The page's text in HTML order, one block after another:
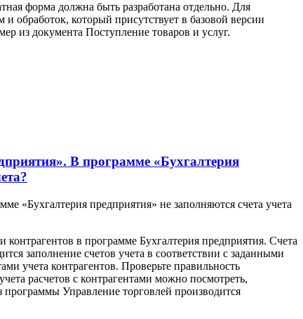
форма должна быть разработана отдельно. Для
который присутствует в базовой версии
из документа Поступление товаров и услуг.
В программе «Бухгалтерия
«Бухгалтерия предприятия» не заполняются счета учета
в программе Бухгалтерия предприятия. Счета
заполнение счетов учета в соответствии с заданными
учета контрагентов. Проверьте правильность
расчетов с контрагентами можно посмотреть,
программы Управление торговлей производится